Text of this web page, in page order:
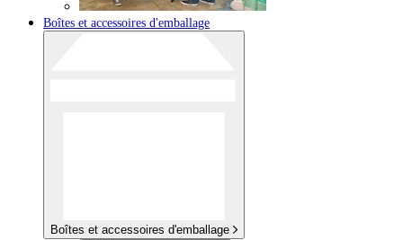
Boîtes et accessoires d'emballage
Boîtes et accessoires d'emballage